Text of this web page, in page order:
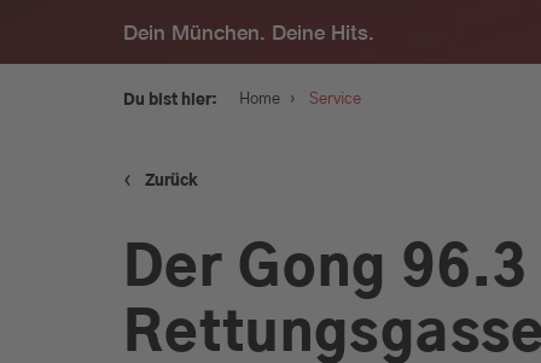
Dein München. Deine Hits.
Programm
Du bist hier: Home › Service
‹ Zurück
Der Gong 96.3